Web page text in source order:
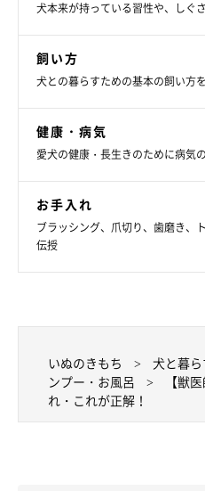
参考／「いぬのきもち」2017年
〇×でわかる！ 愛犬ぬくぬく冬
長 野矢雅彦先生）
文／hasebe
※写真はスマホアプリ「いぬ・
です。
※記事と写真に関連性はありま
犬本来が持っている習性や、しぐ
飼い方
犬との暮らすための基本の飼い方
健康・病気
愛犬の健康・長生きのために病気
お手入れ
ブラッシング、爪切り、歯磨き、
伝授
いぬのきもち 犬と暮ら
ンプー・お風呂
【獣
れ・これが正解！